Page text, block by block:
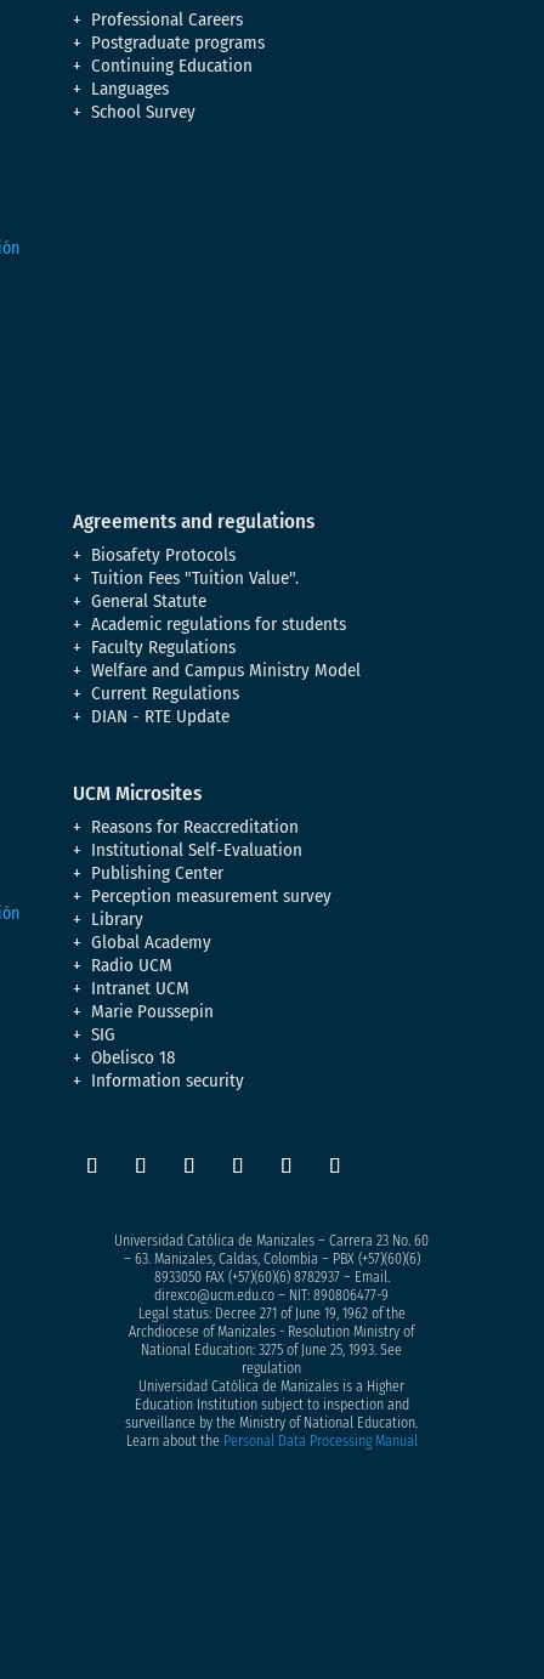
Professional Careers
Postgraduate programs
Continuing Education
Languages
School Survey
Agreements and regulations
Biosafety Protocols
Tuition Fees "Tuition Value".
General Statute
Academic regulations for students
Faculty Regulations
Welfare and Campus Ministry Model
Current Regulations
DIAN - RTE Update
UCM Microsites
Reasons for Reaccreditation
Institutional Self-Evaluation
Publishing Center
Perception measurement survey
Library
Global Academy
Radio UCM
Intranet UCM
Marie Poussepin
SIG
Obelisco 18
Information security
Universidad Católica de Manizales – Carrera 23 No. 60
– 63. Manizales, Caldas, Colombia – PBX (+57)(60)(6)
8933050FAX (+57)(60)(6) 8782937 – Email.
direxco@ucm.edu.co – NIT: 890806477-9
Legal status: Decree 271 of June 19, 1962 of the
Archdiocese of Manizales - Resolution Ministry of
National Education: 3275 of June 25, 1993. See
regulation
Universidad Católica de Manizales is a Higher
Education Institution subject to inspection and
surveillance by the Ministry of National Education.
Learn about the Personal Data Processing Manual